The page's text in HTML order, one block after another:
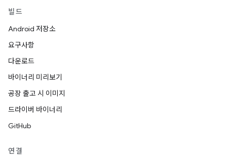
빌드
Android 저장소
요구사항
다운로드
바이너리 미리보기
공장 출고 시 이미지
드라이버 바이너리
GitHub
연결